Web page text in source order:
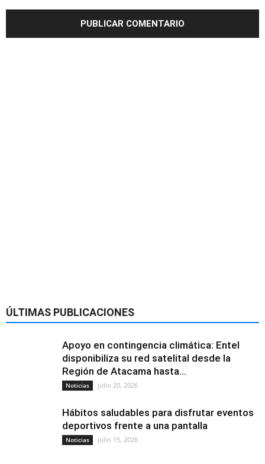
ÚLTIMAS PUBLICACIONES
Apoyo en contingencia climática: Entel
disponibiliza su red satelital desde la
Región de Atacama hasta...
Noticias julio 20, 2026
Hábitos saludables para disfrutar eventos
deportivos frente a una pantalla
Noticias julio 15, 2026